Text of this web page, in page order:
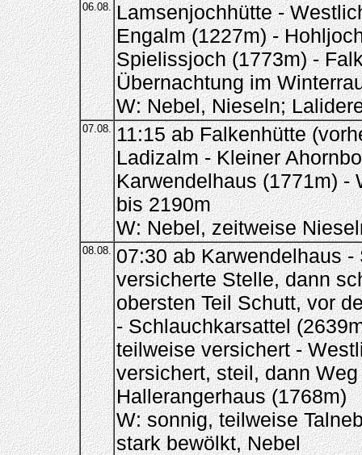
06.08. Lamsenjochhütte -
Engalm (1227m) -
Spielissjoch (1773m) -
Übernachtung im
W: Nebel, Nieseln;
07.08. 11:15 ab Falkenhütte
Ladizalm - Kleiner
Karwendelhaus (1771m) -
bis 2190m
W: Nebel, zeitweise
08.08. 07:30 ab Karwendelhaus
versicherte Stelle, dann
obersten Teil Schutt, vor
- Schlauchkarsattel
teilweise versichert -
versichert, steil, dann
Hallerangerhaus (1768m)
W: sonnig, teilweise
stark bewölkt, Nebel